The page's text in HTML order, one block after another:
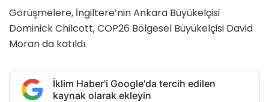
Görüşmelere, İngiltere’nin Ankara Büyükelçisi
Dominick Chilcott, COP26 Bölgesel Büyükelçisi David
Moran da katıldı.
İklim Haber'i Google'da tercih edilen
kaynak olarak ekleyin